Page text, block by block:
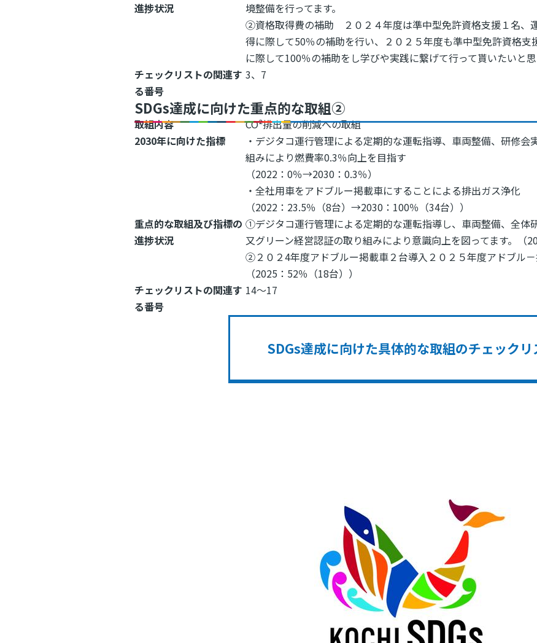
進捗状況
境整備を行ってます。
②資格取得費の補助 ２０２４年度は準中型免許資格支援１名、
得に際して50％の補助を行い、２０２５年度も準中型免許資格
に際して100％の補助をし学びや実践に繋げて行って貰いたいと思
チェックリストの関連す
る番号
3、7
SDGs達成に向けた重点的な取組②
取組内容
CO²排出量の削減への取組
2030年に向けた指標
・デジタコ運行管理による定期的な運転指導、車両整備、研修会
組みにより燃費率0.3％向上を目指す
（2022：0％→2030：0.3％）
・全社用車をアドブルー掲載車にすることによる排出ガス浄化
（2022：23.5％（8台）→2030：100％（34台））
重点的な取組及び指標の
進捗状況
①デジタコ運行管理による定期的な運転指導し、車両整備、全体
又グリーン経営認証の取り組みにより意識向上を図ってます。（
②２０２4年度アドブルー掲載車２台導入２０２５年度アドブル－
（2025：52％（18台））
チェックリストの関連す
る番号
14～17
SDGs達成に向けた具体的な取組のチェックリ